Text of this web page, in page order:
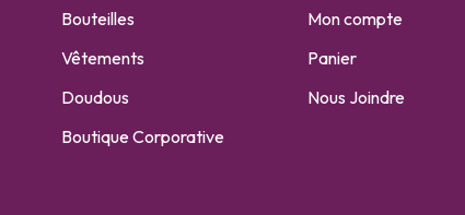
Bouteilles
Vêtements
Doudous
Boutique Corporative
Mon compte
Panier
Nous Joindre